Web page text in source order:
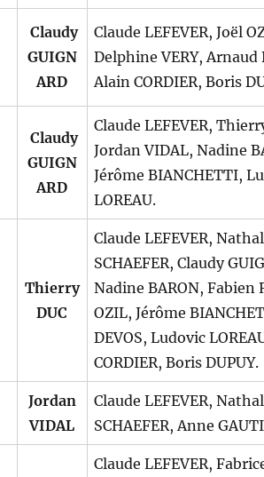
Claudy
GUIGN
ARD
Claude LEFEVER, Joël
Delphine VERY, Arnaud
Alain CORDIER, Boris
Claudy
GUIGN
ARD
Claude LEFEVER,
Jordan VIDAL, Nadine
Jérôme BIANCHETTI,
LOREAU.
Thierry
DUC
Claude LEFEVER,
SCHAEFER, Claudy
Nadine BARON, Fabien
OZIL, Jérôme
DEVOS, Ludovic
CORDIER, Boris DUPUY.
Jordan
VIDAL
Claude LEFEVER,
SCHAEFER, Anne
Claude LEFEVER,